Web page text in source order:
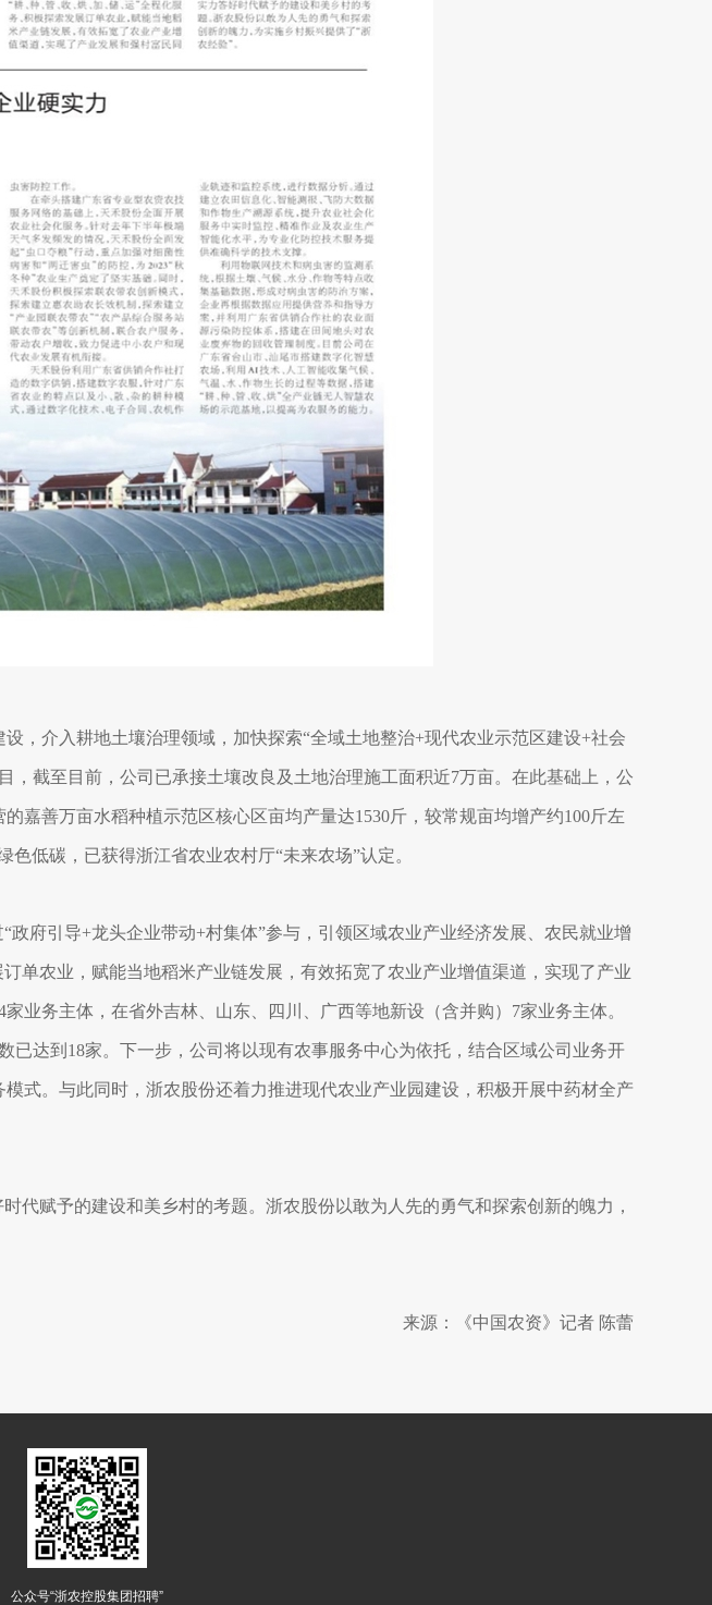
，介入耕地土壤治理领域，加快探索“全域土地整治+现代农业示范区建设+社会
，截至目前，公司已承接土壤改良及土地治理施工面积近7万亩。在此基础上，公
嘉善万亩水稻种植示范区核心区亩均产量达1530斤，较常规亩均增产约100斤左
低碳，已获得浙江省农业农村厅“未来农场”认定。
府引导+龙头企业带动+村集体”参与，引领区域农业产业经济发展、农民就业增
单农业，赋能当地稻米产业链发展，有效拓宽了农业产业增值渠道，实现了产业
业务主体，在省外吉林、山东、四川、广西等地新设（含并购）7家业务主体。
达到18家。下一步，公司将以现有农事服务中心为依托，结合区域公司业务开
式。与此同时，浙农股份还着力推进现代农业产业园建设，积极开展中药材全产
代赋予的建设和美乡村的考题。浙农股份以敢为人先的勇气和探索创新的魄力，
来源：《中国农资》记者 陈蕾
公众号“浙农控股集团招聘”